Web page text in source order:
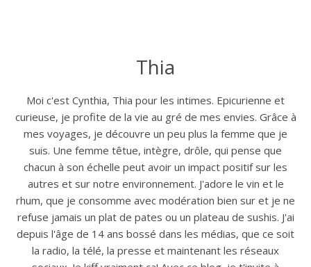
Thia
Moi c'est Cynthia, Thia pour les intimes. Epicurienne et
curieuse, je profite de la vie au gré de mes envies. Grâce à
mes voyages, je découvre un peu plus la femme que je
suis. Une femme têtue, intègre, drôle, qui pense que
chacun à son échelle peut avoir un impact positif sur les
autres et sur notre environnement. J'adore le vin et le
rhum, que je consomme avec modération bien sur et je ne
refuse jamais un plat de pates ou un plateau de sushis. J'ai
depuis l'âge de 14 ans bossé dans les médias, que ce soit
la radio, la télé, la presse et maintenant les réseaux